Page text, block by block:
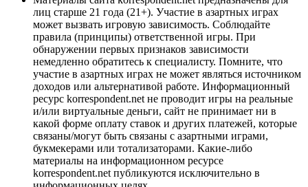
лиц старше 21 года (21+). Участие в азартных играх
может вызвать игровую зависимость. Соблюдайте
правила (принципы) ответственной игры. При
обнаружении первых признаков зависимости
немедленно обратитесь к специалисту. Помните, что
участие в азартных играх не может являться источником
доходов или альтернативой работе. Информационный
ресурс korrespondent.net не проводит игры на реальные
и/или виртуальные деньги, сайт не принимает ни в
какой форме оплату ставок и других платежей, которые
связаны/могут быть связаны с азартными играми,
букмекерами или тотализаторами. Какие-либо
материалы на информационном ресурсе
korrespondent.net публикуются исключительно в